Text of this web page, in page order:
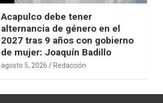
Acapulco debe tener
alternancia de género en el
2027 tras 9 años con gobierno
de mujer: Joaquín Badillo
agosto 5, 2026 Redacción